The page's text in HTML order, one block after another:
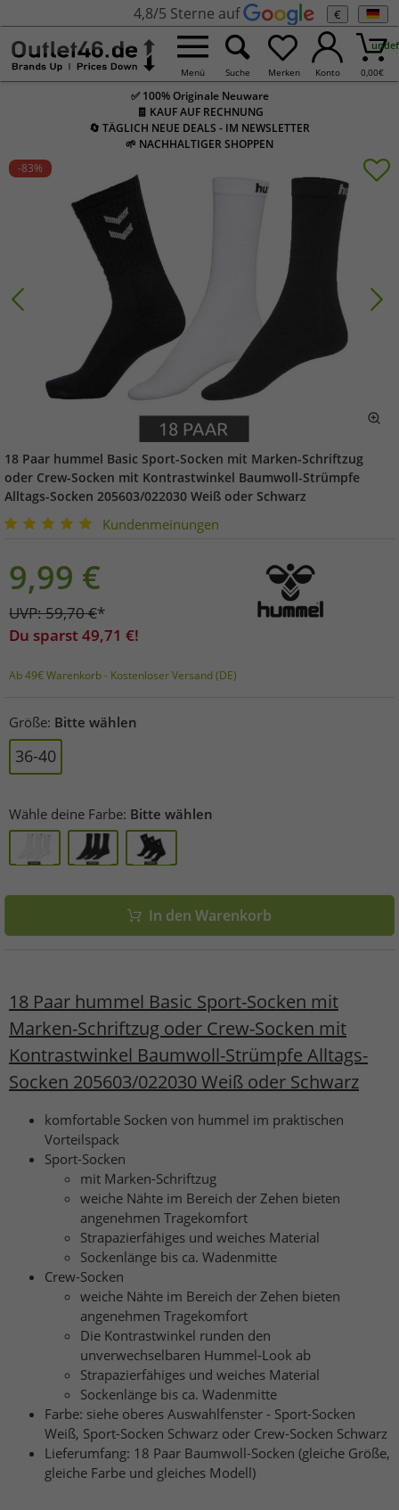
4,8/5 Sterne auf €
Menü Suche Merken Konto 0,00€
✅ 100% Originale Neuware
🧾 KAUF AUF RECHNUNG
🔄 TÄGLICH NEUE DEALS - IM NEWSLETTER
🌱 NACHHALTIGER SHOPPEN
-83%
18 Paar hummel Basic Sport-Socken mit Marken-Schriftzug
oder Crew-Socken mit Kontrastwinkel Baumwoll-Strümpfe
Alltags-Socken 205603/022030 Weiß oder Schwarz
Kundenmeinungen
9,99 €
UVP:59,70€*
Du sparst 49,71 €!
Ab 49€ Warenkorb - Kostenloser Versand (DE)
Größe: Bitte wählen
36-40
Wähle deine Farbe: Bitte wählen
In den Warenkorb
18 Paar hummel Basic Sport-Socken mit
Marken-Schriftzug oder Crew-Socken mit
Kontrastwinkel Baumwoll-Strümpfe Alltags-
Socken 205603/022030 Weiß oder Schwarz
komfortable Socken von hummel im praktischen
Vorteilspack
Sport-Socken
mit Marken-Schriftzug
weiche Nähte im Bereich der Zehen bieten
angenehmen Tragekomfort
Strapazierfähiges und weiches Material
Sockenlänge bis ca. Wadenmitte
Crew-Socken
weiche Nähte im Bereich der Zehen bieten
angenehmen Tragekomfort
Die Kontrastwinkel runden den
unverwechselbaren Hummel-Look ab
Strapazierfähiges und weiches Material
Sockenlänge bis ca. Wadenmitte
Farbe: siehe oberes Auswahlfenster - Sport-Socken
Weiß, Sport-Socken Schwarz oder Crew-Socken Schwarz
Lieferumfang: 18 Paar Baumwoll-Socken (gleiche Größe,
gleiche Farbe und gleiches Modell)